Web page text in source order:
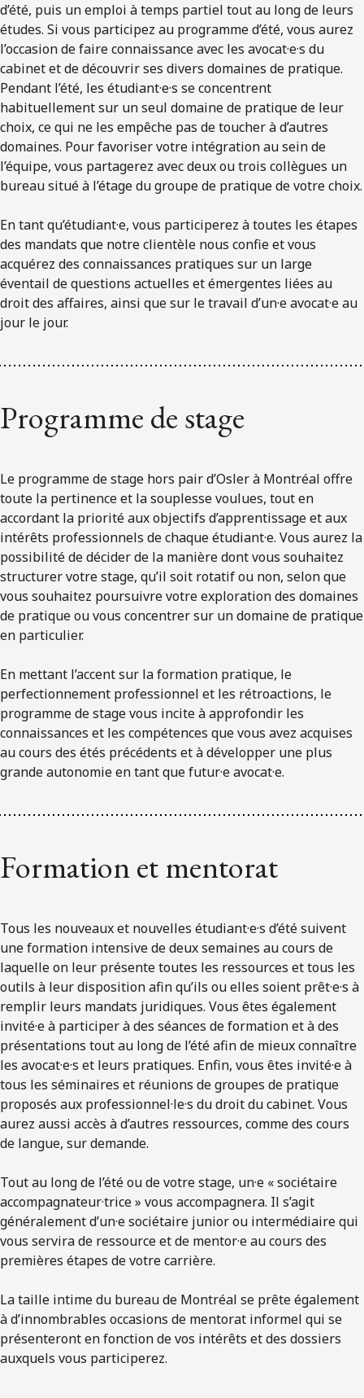
d’été, puis un emploi à temps partiel tout au long de leurs
études. Si vous participez au programme d’été, vous aurez
l’occasion de faire connaissance avec les avocat·e·s du
cabinet et de découvrir ses divers domaines de pratique.
Pendant l’été, les étudiant·e·s se concentrent
habituellement sur un seul domaine de pratique de leur
choix, ce qui ne les empêche pas de toucher à d’autres
domaines. Pour favoriser votre intégration au sein de
l’équipe, vous partagerez avec deux ou trois collègues un
bureau situé à l’étage du groupe de pratique de votre choix.
En tant qu’étudiant·e, vous participerez à toutes les étapes
des mandats que notre clientèle nous confie et vous
acquérez des connaissances pratiques sur un large
éventail de questions actuelles et émergentes liées au
droit des affaires, ainsi que sur le travail d’un·e avocat·e au
jour le jour.
Programme de stage
Le programme de stage hors pair d’Osler à Montréal offre
toute la pertinence et la souplesse voulues, tout en
accordant la priorité aux objectifs d’apprentissage et aux
intérêts professionnels de chaque étudiant·e. Vous aurez la
possibilité de décider de la manière dont vous souhaitez
structurer votre stage, qu’il soit rotatif ou non, selon que
vous souhaitez poursuivre votre exploration des domaines
de pratique ou vous concentrer sur un domaine de pratique
en particulier.
En mettant l’accent sur la formation pratique, le
perfectionnement professionnel et les rétroactions, le
programme de stage vous incite à approfondir les
connaissances et les compétences que vous avez acquises
au cours des étés précédents et à développer une plus
grande autonomie en tant que futur·e avocat·e.
Formation et mentorat
Tous les nouveaux et nouvelles étudiant·e·s d’été suivent
une formation intensive de deux semaines au cours de
laquelle on leur présente toutes les ressources et tous les
outils à leur disposition afin qu’ils ou elles soient prêt·e·s à
remplir leurs mandats juridiques. Vous êtes également
invité·e à participer à des séances de formation et à des
présentations tout au long de l’été afin de mieux connaître
les avocat·e·s et leurs pratiques. Enfin, vous êtes invité·e à
tous les séminaires et réunions de groupes de pratique
proposés aux professionnel·le·s du droit du cabinet. Vous
aurez aussi accès à d’autres ressources, comme des cours
de langue, sur demande.
Tout au long de l’été ou de votre stage, un·e « sociétaire
accompagnateur·trice » vous accompagnera. Il s’agit
généralement d’un·e sociétaire junior ou intermédiaire qui
vous servira de ressource et de mentor·e au cours des
premières étapes de votre carrière.
La taille intime du bureau de Montréal se prête également
à d’innombrables occasions de mentorat informel qui se
présenteront en fonction de vos intérêts et des dossiers
auxquels vous participerez.